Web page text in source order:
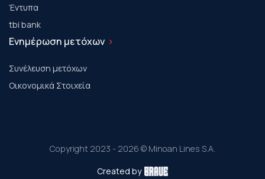
Έντυπα
tbi bank
Ενημέρωση μετόχων
Συνέλευση μετόχων
Οικονομικά Στοιχεία
Copyright 2023 - 2026 © Minoan Lines S.A.
Created by